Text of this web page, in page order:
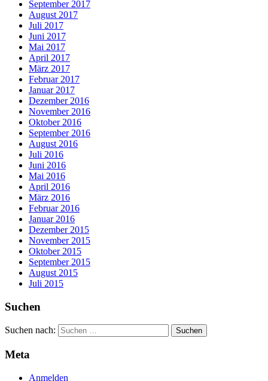
September 2017
August 2017
Juli 2017
Juni 2017
Mai 2017
April 2017
März 2017
Februar 2017
Januar 2017
Dezember 2016
November 2016
Oktober 2016
September 2016
August 2016
Juli 2016
Juni 2016
Mai 2016
April 2016
März 2016
Februar 2016
Januar 2016
Dezember 2015
November 2015
Oktober 2015
September 2015
August 2015
Juli 2015
Suchen
Suchen nach:
Meta
Anmelden